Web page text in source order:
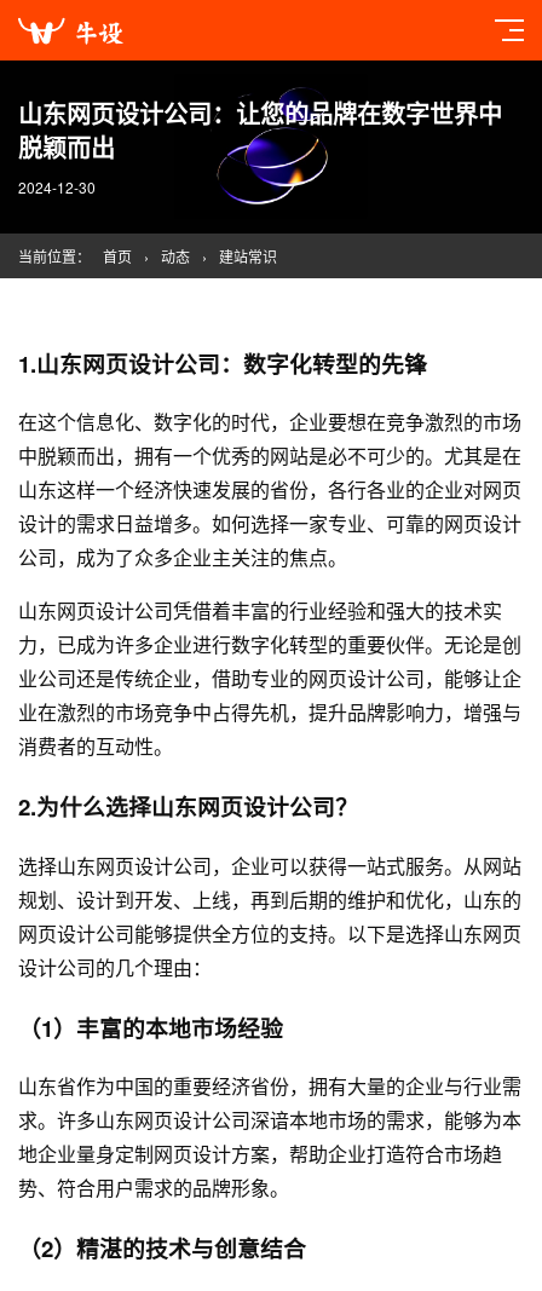
山东网页设计公司：让您的品牌在数字世界中
脱颖而出
2024-12-30
当前位置： 首页 › 动态 › 建站常识
1.山东网页设计公司：数字化转型的先锋
在这个信息化、数字化的时代，企业要想在竞争激烈的市场
中脱颖而出，拥有一个优秀的网站是必不可少的。尤其是在
山东这样一个经济快速发展的省份，各行各业的企业对网页
设计的需求日益增多。如何选择一家专业、可靠的网页设计
公司，成为了众多企业主关注的焦点。
山东网页设计公司凭借着丰富的行业经验和强大的技术实
力，已成为许多企业进行数字化转型的重要伙伴。无论是创
业公司还是传统企业，借助专业的网页设计公司，能够让企
业在激烈的市场竞争中占得先机，提升品牌影响力，增强与
消费者的互动性。
2.为什么选择山东网页设计公司？
选择山东网页设计公司，企业可以获得一站式服务。从网站
规划、设计到开发、上线，再到后期的维护和优化，山东的
网页设计公司能够提供全方位的支持。以下是选择山东网页
设计公司的几个理由：
（1）丰富的本地市场经验
山东省作为中国的重要经济省份，拥有大量的企业与行业需
求。许多山东网页设计公司深谙本地市场的需求，能够为本
地企业量身定制网页设计方案，帮助企业打造符合市场趋
势、符合用户需求的品牌形象。
（2）精湛的技术与创意结合